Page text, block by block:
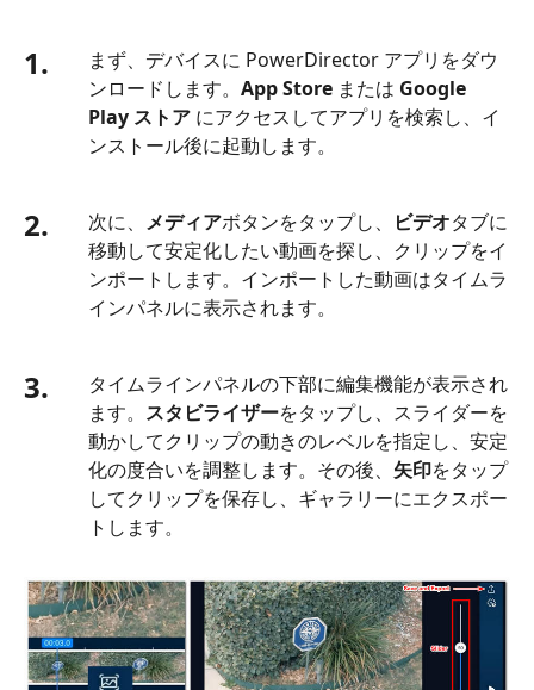
1.
まず、デバイスに PowerDirector アプリをダウ
ンロードします。 App Store または Google
Play ストア にアクセスしてアプリを検索し、イ
ンストール後に起動します。
2. 次に、 メディアボタンをタップし、 ビデオタブに
移動して安定化したい動画を探し、クリップをイ
ンポートします。インポートした動画はタイムラ
インパネルに表示されます。
3.
タイムラインパネルの下部に編集機能が表示され
ます。 スタビライザーをタップし、スライダーを
動かしてクリップの動きのレベルを指定し、安定
化の度合いを調整します。その後、 矢印をタップ
してクリップを保存し、ギャラリーにエクスポー
トします。